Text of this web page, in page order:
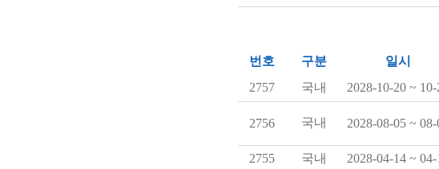
번호 구분 일시
2757
국내 2028-10-20 ~ 10-
2756 국내 2028-08-05 ~ 08-
2755
국내 2028-04-14 ~ 04-